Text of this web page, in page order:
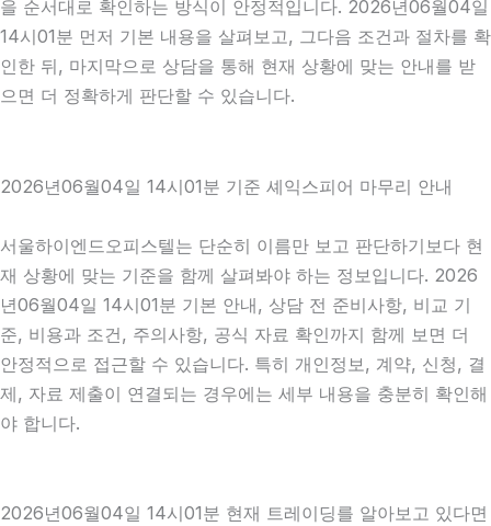
을 순서대로 확인하는 방식이 안정적입니다. 2026년06월04일
14시01분 먼저 기본 내용을 살펴보고, 그다음 조건과 절차를 확
인한 뒤, 마지막으로 상담을 통해 현재 상황에 맞는 안내를 받
으면 더 정확하게 판단할 수 있습니다.
2026년06월04일 14시01분 기준 셰익스피어 마무리 안내
서울하이엔드오피스텔는 단순히 이름만 보고 판단하기보다 현
재 상황에 맞는 기준을 함께 살펴봐야 하는 정보입니다. 2026
년06월04일 14시01분 기본 안내, 상담 전 준비사항, 비교 기
준, 비용과 조건, 주의사항, 공식 자료 확인까지 함께 보면 더
안정적으로 접근할 수 있습니다. 특히 개인정보, 계약, 신청, 결
제, 자료 제출이 연결되는 경우에는 세부 내용을 충분히 확인해
야 합니다.
2026년06월04일 14시01분 현재 트레이딩를 알아보고 있다면